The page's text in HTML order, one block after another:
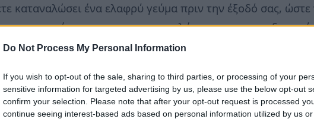
Do Not Process My Personal Information
If you wish to opt-out of the sale, sharing to third parties, or processing of your
sensitive information for targeted advertising by us, please use the below opt-out
confirm your selection. Please note that after your opt-out request is processed
continue seeing interest-based ads based on personal information utilized by us
καταναλώσει ένα ελαφρύ γεύμα πριν την έξοδό σας, ώστε
προσοχή στα σνακ που καταναλώνονται ως
καθώς είναι πλούσια σε θερμίδες.
συνεργάτηςneadiatrofis.gr